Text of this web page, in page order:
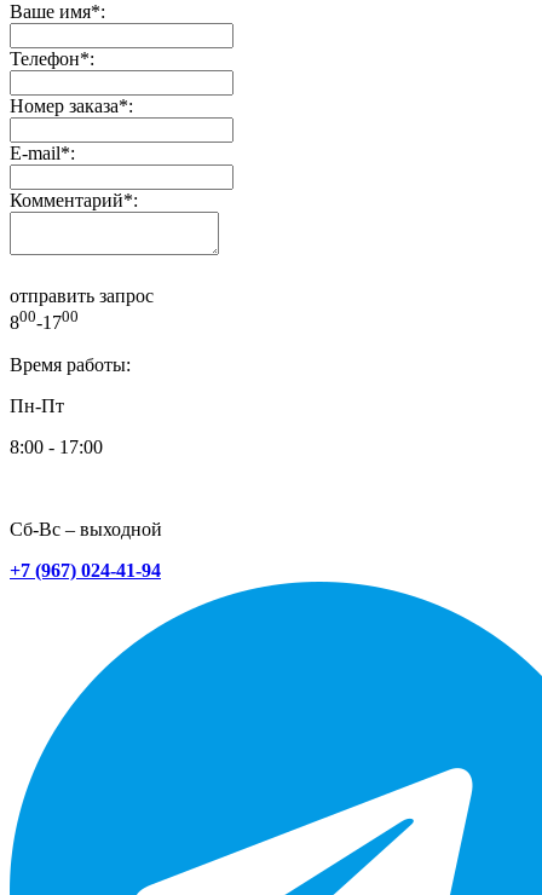
Ваше имя*:
Телефон*:
Номер заказа*:
E-mail*:
Комментарий*:
отправить запрос
800-1700
Время работы:
Пн-Пт
8:00 - 17:00
Сб-Вс – выходной
+7 (967) 024-41-94